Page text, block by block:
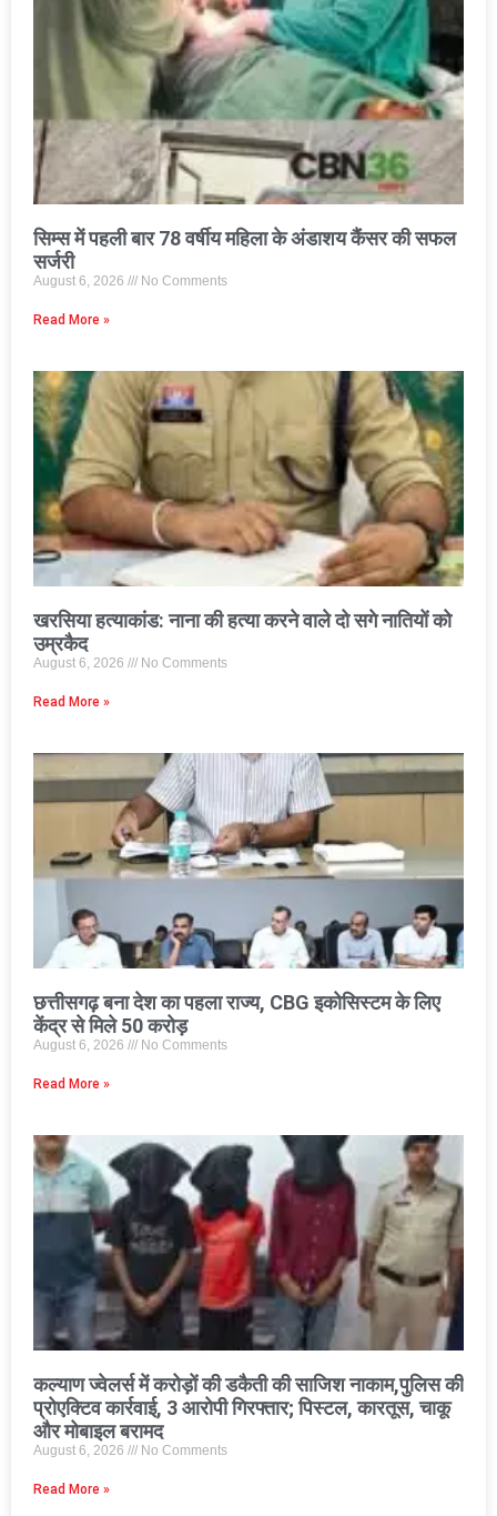
सिम्स में पहली बार 78 वर्षीय महिला के अंडाशय कैंसर की सफल
सर्जरी
August 6, 2026 No Comments
Read More »
खरसिया हत्याकांड: नाना की हत्या करने वाले दो सगे नातियों को
उम्रकैद
August 6, 2026 No Comments
Read More »
छत्तीसगढ़ बना देश का पहला राज्य, CBG इकोसिस्टम के लिए
केंद्र से मिले 50 करोड़
August 6, 2026 No Comments
Read More »
कल्याण ज्वेलर्स में करोड़ों की डकैती की साजिश नाकाम,पुलिस की
प्रोएक्टिव कार्रवाई, 3 आरोपी गिरफ्तार; पिस्टल, कारतूस, चाकू
और मोबाइल बरामद
August 6, 2026 No Comments
Read More »